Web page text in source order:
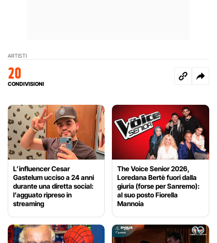
ARTISTI
20
CONDIVISIONI
L’influencer Cesar
Gastelum ucciso a 24 anni
durante una diretta social:
l’agguato ripreso in
streaming
The Voice Senior 2026,
Loredana Bertè fuori dalla
giuria (forse per Sanremo):
al suo posto Fiorella
Mannoia